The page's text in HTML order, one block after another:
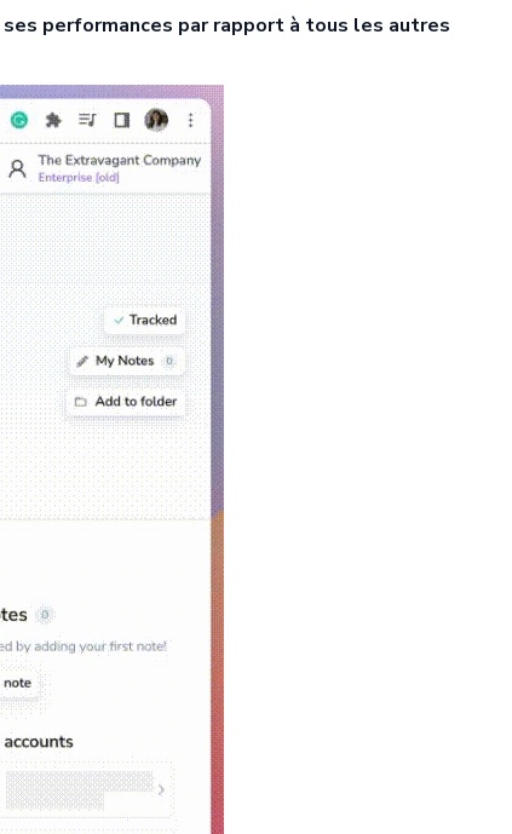
performances par rapport à tous les autres